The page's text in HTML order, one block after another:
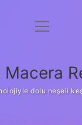
Anasayfa
Yasal Uyarı
menüyü
Macera
dolu neşeli